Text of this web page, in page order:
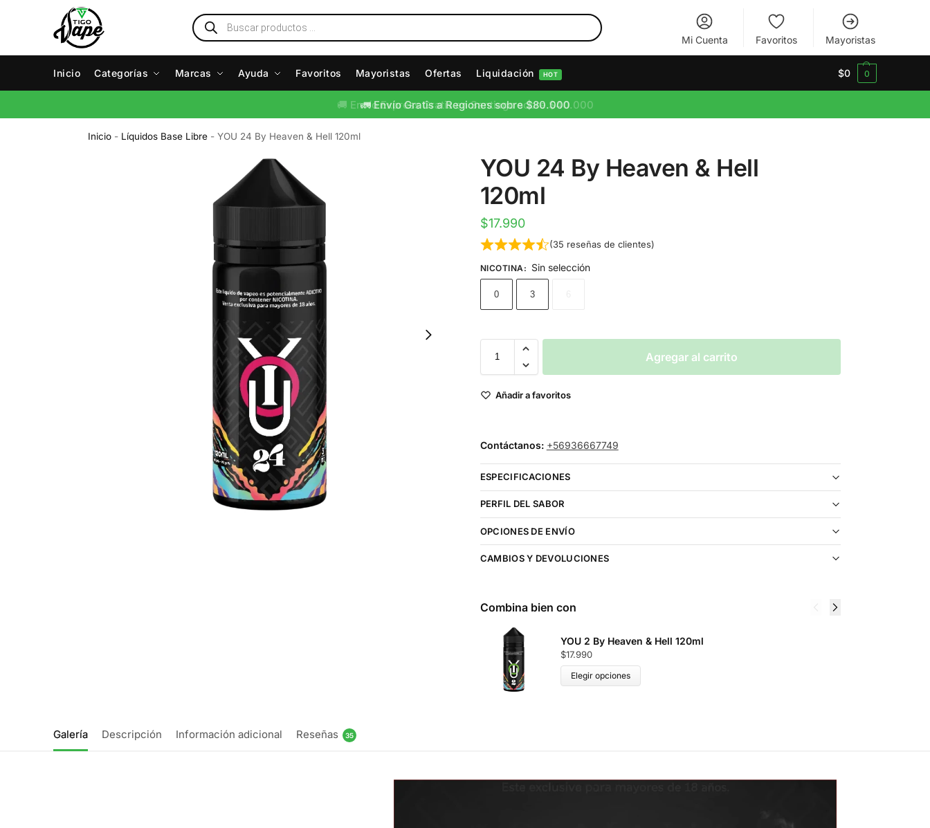
Mi Cuenta Favoritos Mayoristas
Inicio Categorías Marcas Ayuda Favoritos Mayoristas Ofertas Liquidación HOT $0 0
🚛 Envío Gratis a Regiones sobre $80.000
Inicio - Líquidos Base Libre -YOU 24 By Heaven & Hell 120ml
YOU 24 By Heaven & Hell
120ml
$17.990
(35 reseñas de clientes)
NICOTINA : Sin selección
0 3
Agregar al carrito
Añadir a favoritos
Contáctanos: +56936667749
ESPECIFICACIONES
PERFIL DEL SABOR
OPCIONES DE ENVÍO
CAMBIOS Y DEVOLUCIONES
Combina bien con
YOU 2 By Heaven & Hell 120ml
$17.990
Elegir opciones
Galería Descripción Información adicional Reseñas 35